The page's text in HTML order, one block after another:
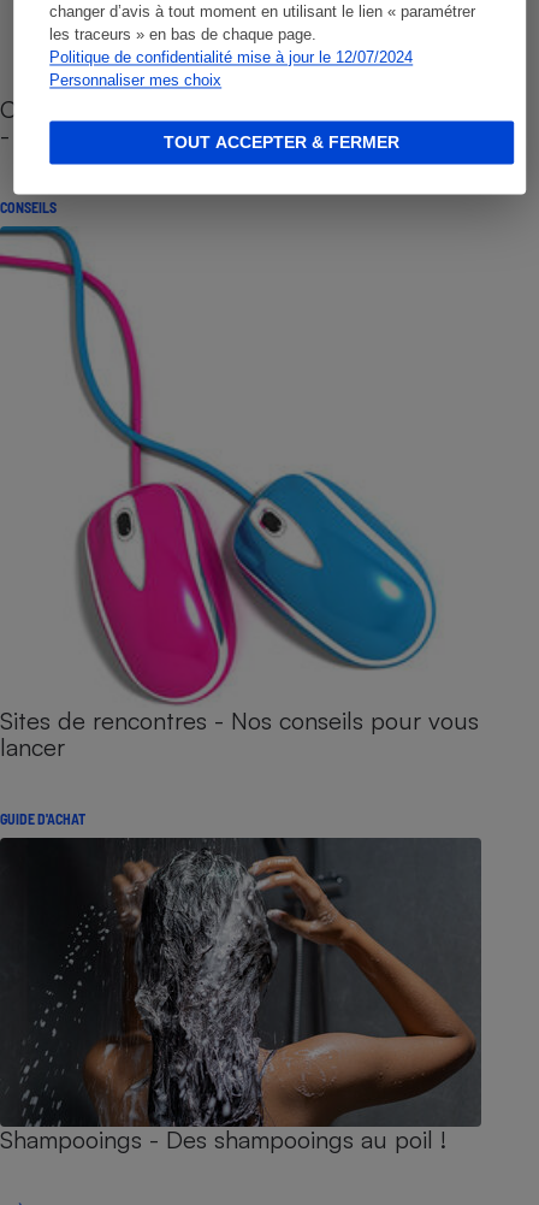
changer d’avis à tout moment en utilisant le lien « paramétrer
les traceurs » en bas de chaque page.
Politique de confidentialité mise à jour le 12/07/2024
Personnaliser mes choix
TOUT ACCEPTER & FERMER
Cafetière à capsules zéro déchet CoffeeB (vidéo)
- Premières impressions
CONSEILS
Sites de rencontres - Nos conseils pour vous
lancer
GUIDE D'ACHAT
Shampooings - Des shampooings au poil !